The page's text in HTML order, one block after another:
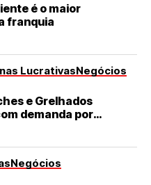
é o maior
franquia
LucrativasNegócios
e Grelhados
demanda por
de qualidade
Negócios